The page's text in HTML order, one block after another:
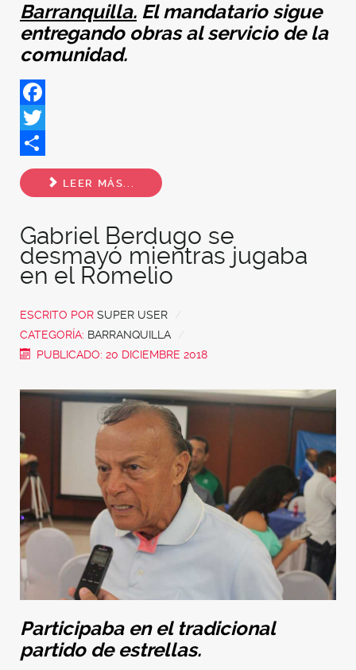
Barranquilla. El mandatario sigue
entregando obras al servicio de la
comunidad.
Facebook
Twitter
Share
LEER MÁS...
Gabriel Berdugo se
desmayó mientras jugaba
en el Romelio
ESCRITO POR SUPER USER
CATEGORÍA: BARRANQUILLA
PUBLICADO: 20 DICIEMBRE 2018
Participaba en el tradicional
partido de estrellas.